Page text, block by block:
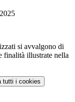
si avvalgono di
finalità illustrate nella
tutti i cookies